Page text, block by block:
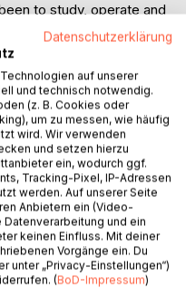
to study, operate and
DSP
In addition, it has also
techniques for
this purpose, PWM
DSP are used. The
to solve the
I started the work.
in C/C++ language,
to the DSP
and simulation tool
Composer Studio v2),
give general information
processors, digital
Datenschutzerklärung
auf unserer
und technisch notwendig.
(z. B. Cookies oder
um zu messen, wie häufig
wird. Wir verwenden
und setzen hierzu
ein, wodurch ggf.
Tracking-Pixel, IP-Adressen
werden. Auf unserer Seite
Anbietern ein (Video-
und ein
keinen Einfluss. Mit deiner
Vorgänge ein. Du
unter „Privacy-Einstellungen“)
(BoD-Impressum)